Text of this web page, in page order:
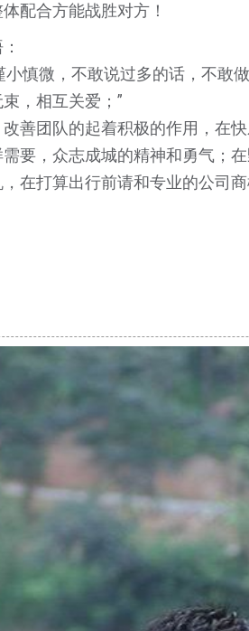
配合方能战胜对方！
慎微，不敢说过多的话，不敢
，相互关爱；”
善团队的起着积极的作用，在
要，众志成城的精神和勇气；
在打算出行前请和专业的公司